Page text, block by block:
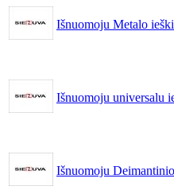
Išnuomoju Metalo
Išnuomoju universalu
Išnuomoju